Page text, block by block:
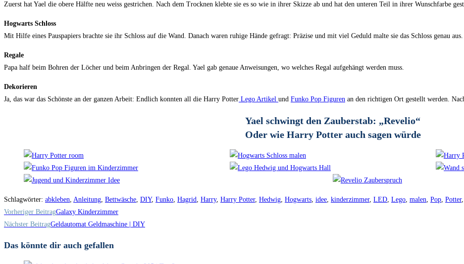
Zuerst hat Yael die obere Hälfte neu weiss gestrichen. Nach dem Trocknen klebte sie es so wie in ihrer Skizze ab und hat den unteren Teil in ihrer Wunschfarbe
Hogwarts Schloss
Mit Hilfe eines Pauspapiers brachte sie ihr Schloss auf die Wand. Danach waren ruhige Hände gefragt: Präzise und mit viel Geduld malte sie das Schloss genau
Regale
Papa half beim Bohren der Löcher und beim Anbringen der Regal. Yael gab genaue Anweisungen, wo welches Regal aufgehängt werden muss.
Dekorieren
Ja, das war das Schönste an der ganzen Arbeit: Endlich konnten all die Harry Potter Lego Artikel und Funko Pop Figuren an den richtigen Ort gestellt werden.
Yael schwingt den Zauberstab: „Revelio“
Oder wie Harry Potter auch sagen würde
Schlagwörter: abkleben, Anleitung, Bettwäsche, DIY, Funko, Hagrid, Harry, Harry Potter, Hedwig, Hogwarts, idee, kinderzimmer, LED, Lego, malen, Pop, Potter,
Weitere
Artikel
ansehen
Vorheriger BeitragGalaxy Kinderzimmer
Nächster BeitragGeldautomat Geldmaschine | DIY
Das könnte dir auch gefallen